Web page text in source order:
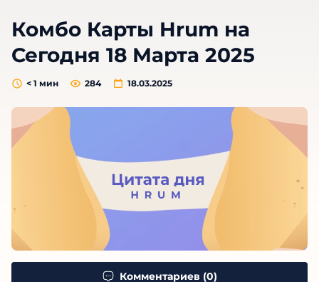
Комбо Карты Hrum на
Сегодня 18 Марта 2025
18.03.2025
< 1 мин 284
Комментариев (0)